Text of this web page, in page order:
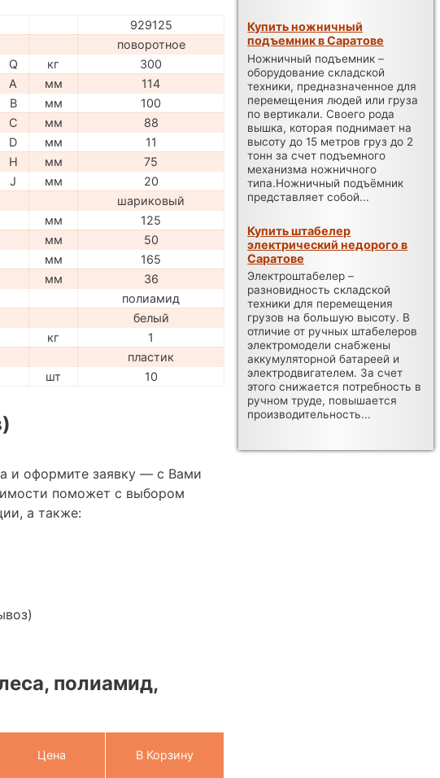
929125
поворотное
Q кг
300
A мм
114
B мм
100
C мм
88
D мм
11
H мм
75
J мм
20
шариковый
мм
125
мм
50
мм
165
мм
36
полиамид
белый
кг
1
пластик
шт 10
и оформите заявку — с Вами
поможет с выбором
а также:
полиамид,
Цена В Корзину
Купить ножничный
подъемник в Саратове
Ножничный подъемник –
оборудование складской
техники, предназначенное для
перемещения людей или груза
по вертикали. Своего рода
вышка, которая поднимает на
высоту до 15 метров груз до 2
тонн за счет подъемного
механизма ножничного
типа.Ножничный подъёмник
представляет собой...
Купить штабелер
электрический недорого в
Саратове
Электроштабелер –
разновидность складской
техники для перемещения
грузов на большую высоту. В
отличие от ручных штабелеров
электромодели снабжены
аккумуляторной батареей и
электродвигателем. За счет
этого снижается потребность в
ручном труде, повышается
производительность...